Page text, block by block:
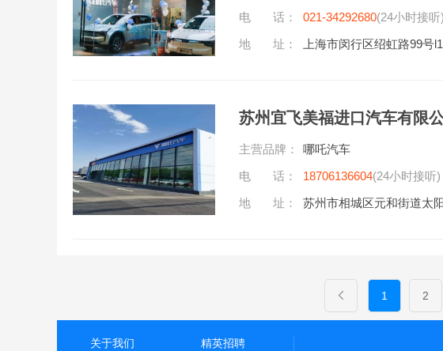
电 话：
021-34292680(24小时接听)
地 址：
上海市闵行区绍虹路99号
苏州宜飞美福进口汽车有限
主营品牌：
哪吒汽车
电 话：
18706136604(24小时接听)
地 址：
苏州市相城区元和街道太
1 2
关于我们 精英招聘